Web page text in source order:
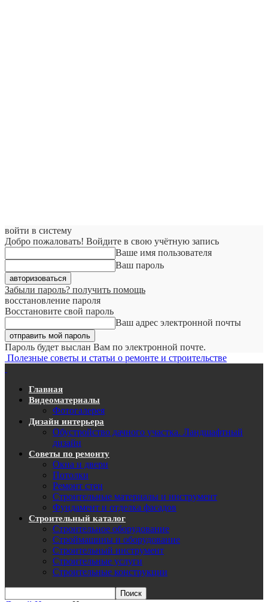
войти в систему
Добро пожаловать! Войдите в свою учётную запись
Ваше имя пользователя
Ваш пароль
Забыли пароль? получить помощь
восстановление пароля
Восстановите свой пароль
Ваш адрес электронной почты
Пароль будет выслан Вам по электронной почте.
Полезные советы и статьи о ремонте и строительстве
Главная
Видеоматериалы
Фотогалерея
Дизайн интерьера
Обустройство дачного участка. Ландшафтный
дизайн
Советы по ремонту
Окна и двери
Потолки
Ремонт стен
Строительные материалы и инструмент
Фундамент и отделка фасадов
Строительный каталог
Строительное оборудование
Строймашины и оборудование
Строительный инструмент
Строительные услуги
Строительные конструкции